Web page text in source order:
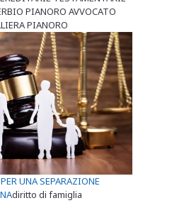
PIANORO AVVOCATO
PIANORO
UNA SEPARAZIONE
diritto di famiglia